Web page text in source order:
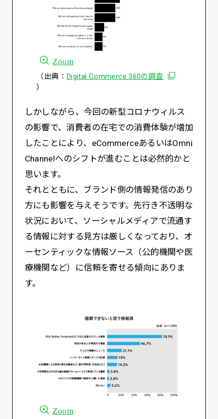
Zoom
（出典： Digital Commerce 360の調査別ウィンドウで
）
しかしながら、今回の新型コロナウィルス
の影響で、消費者の在宅での消費体験が増加
したことにより、eCommerceあるいはOmni
Channelへのシフトが進むことは必然的かと
思います。
それとともに、ブランド側の情報発信のあり
方にも影響を与えそうです。先行き不透明な
状況において、ソーシャルメディアで流通す
る情報に対する見方は厳しくなっており、オ
ーセンティックな情報ソース（公的機関や医
療機関など）に信頼を寄せる傾向にありま
す。
Zoom